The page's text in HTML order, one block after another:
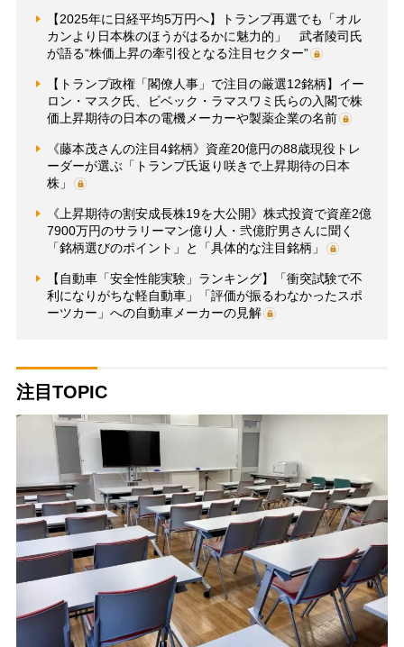
【2025年に日経平均5万円へ】トランプ再選でも「オル
カンより日本株のほうがはるかに魅力的」 武者陵司氏
が語る“株価上昇の牽引役となる注目セクター”
【トランプ政権「閣僚人事」で注目の厳選12銘柄】イー
ロン・マスク氏、ビベック・ラマスワミ氏らの入閣で株
価上昇期待の日本の電機メーカーや製薬企業の名前
《藤本茂さんの注目4銘柄》資産20億円の88歳現役トレ
ーダーが選ぶ「トランプ氏返り咲きで上昇期待の日本
株」
《上昇期待の割安成長株19を大公開》株式投資で資産2億
7900万円のサラリーマン億り人・弐億貯男さんに聞く
「銘柄選びのポイント」と「具体的な注目銘柄」
【自動車「安全性能実験」ランキング】「衝突試験で不
利になりがちな軽自動車」「評価が振るわなかったスポ
ーツカー」への自動車メーカーの見解
注目TOPIC